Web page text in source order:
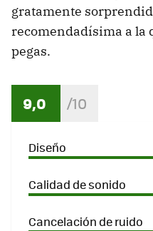
gratamente
recomendadísima a la
pegas.
9,0
Diseño
Calidad de sonido
Cancelación de ruido